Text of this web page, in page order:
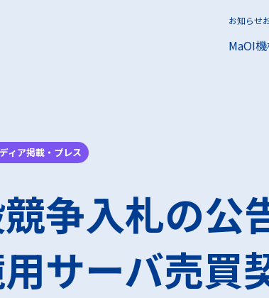
お知らせ
MaOI
機構概要 施設案内
交流会
ィア掲載・プレス
競争入札の
サーバ売買